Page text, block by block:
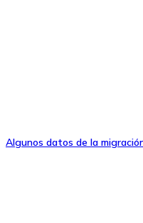
Algunos datos de la